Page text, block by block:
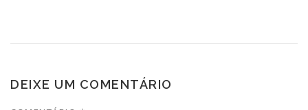
DEIXE UM COMENTÁRIO